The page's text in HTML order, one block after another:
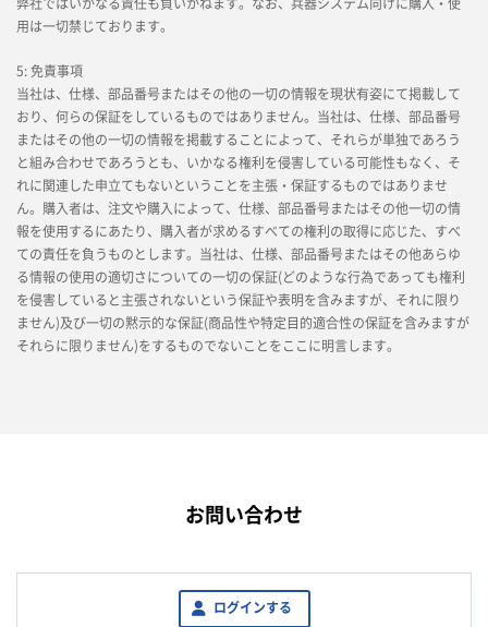
用は一切禁じております。
5: 免責事項
当社は、仕様、部品番号またはその他の一切の情報を現状有姿にて掲載して
おり、何らの保証をしているものではありません。当社は、仕様、部品番号
またはその他の一切の情報を掲載することによって、それらが単独であろう
と組み合わせであろうとも、いかなる権利を侵害している可能性もなく、そ
れに関連した申立てもないということを主張・保証するものではありませ
ん。購入者は、注文や購入によって、仕様、部品番号またはその他一切の情
報を使用するにあたり、購入者が求めるすべての権利の取得に応じた、すべ
ての責任を負うものとします。当社は、仕様、部品番号またはその他あらゆ
る情報の使用の適切さについての一切の保証(どのような行為であっても権利
を侵害していると主張されないという保証や表明を含みますが、それに限り
ません)及び一切の黙示的な保証(商品性や特定目的適合性の保証を含みますが
それらに限りません)をするものでないことをここに明言します。
お問い合わせ
ログインする